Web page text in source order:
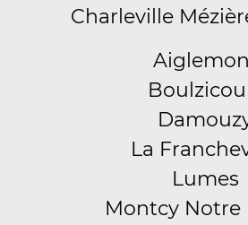
Charleville
La
Lumes
Montcy Notre